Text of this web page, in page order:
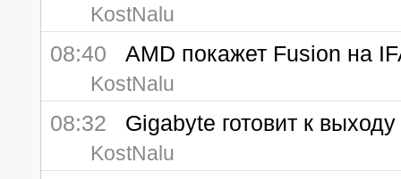
KostNalu
08:40 AMD покажет Fusion на
KostNalu
08:32 Gigabyte готовит к
KostNalu